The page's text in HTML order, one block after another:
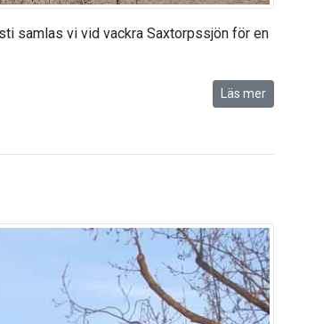
samlas vi vid vackra Saxtorpssjön för en
Läs mer